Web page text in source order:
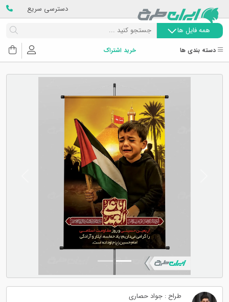
دسترسی سریع
همه فایل ها
دسته بندی ها خرید اشتراک
طراح : جواد حصاری